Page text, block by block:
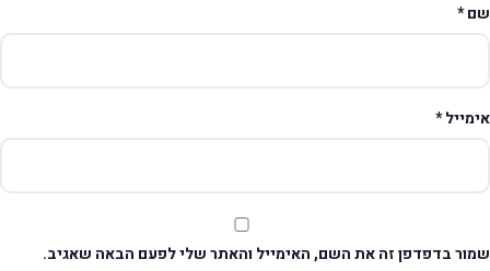
*
*
בדפדפן זה את השם, האימייל והאתר שלי לפעם הבאה שאגיב.